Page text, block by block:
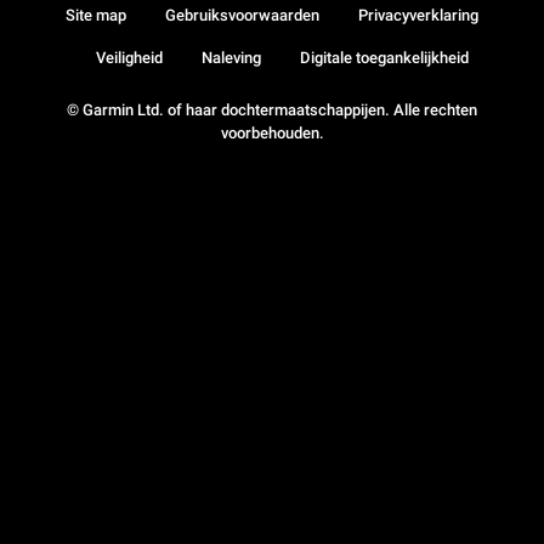
© Garmin Ltd. of haar dochtermaatschappijen. Alle rechten
voorbehouden.
Site map Gebruiksvoorwaarden Privacyverklaring
Veiligheid Naleving Digitale toegankelijkheid